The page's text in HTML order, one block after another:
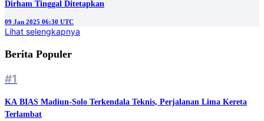
Dirham Tinggal Ditetapkan
09 Jan 2025 06:30 UTC
Lihat selengkapnya
Berita Populer
#1
KA BIAS Madiun-Solo Terkendala Teknis, Perjalanan Lima Kereta
Terlambat